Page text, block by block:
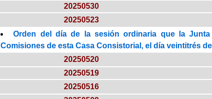
20250530
20250523
Orden del día de la sesión ordinaria que la
Comisiones de esta Casa Consistorial, el día veintitrés
20250520
20250519
20250516